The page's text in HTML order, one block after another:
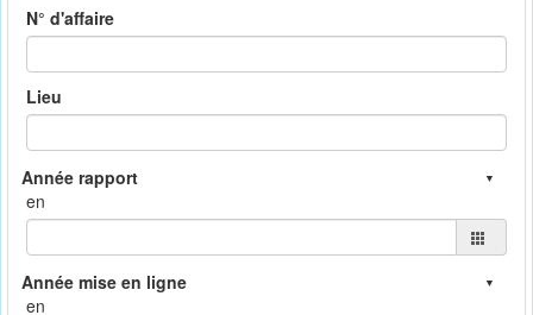
N° d'affaire
Lieu
en
en